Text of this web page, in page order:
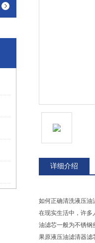
详细介绍
如何正确清洗液压油
在现实生活中，许多
油滤芯一般为不锈钢
果原液压油滤清器滤